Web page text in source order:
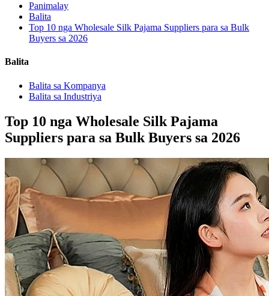
Panimalay
Balita
Top 10 nga Wholesale Silk Pajama Suppliers para sa Bulk
Buyers sa 2026
Balita
Balita sa Kompanya
Balita sa Industriya
Top 10 nga Wholesale Silk Pajama
Suppliers para sa Bulk Buyers sa 2026